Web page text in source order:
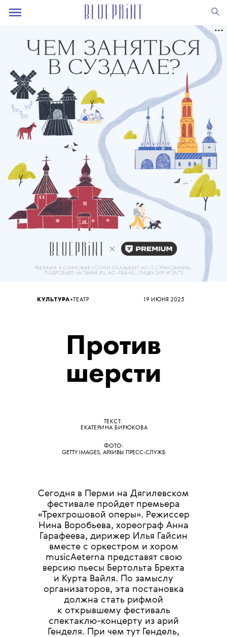
19 ИЮНЯ 2025
КУЛЬТУРА• ТЕАТР
Против
шерсти
ТЕКСТ:
ЕКАТЕРИНА БИРЮКОВА
ФОТО:
GETTY IMAGES, АРХИВЫ ПРЕСС-СЛУЖБ
Сегодня в Перми на Дягилевском
фестивале пройдет премьера
«Трехгрошовой оперы». Режиссер
Нина Воробьева, хореограф Анна
Гарафеева, дирижер Илья Гайсин
вместе с оркестром и хором
musicAeterna представят свою
версию пьесы Бертольта Брехта
и Курта Вайля. По замыслу
организаторов, эта постановка
должна стать рифмой
к открывшему фестиваль
спектаклю-концерту из арий
Генделя. При чем тут Гендель,